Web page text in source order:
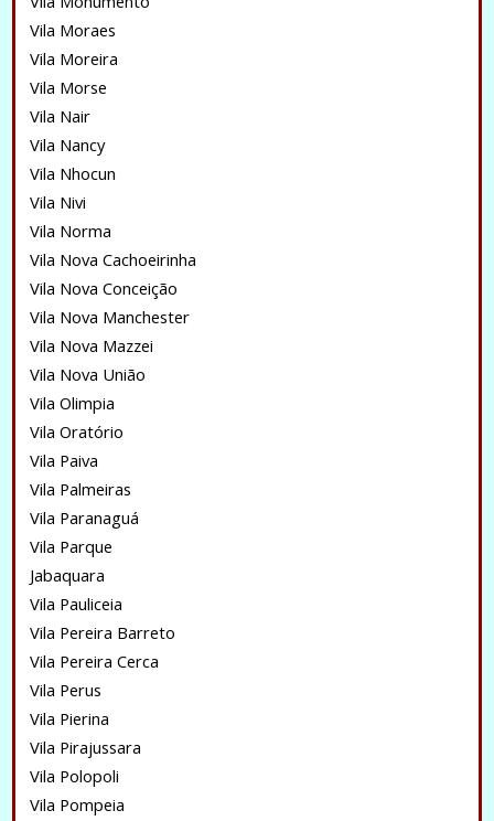
Vila Moraes
Vila Moreira
Vila Morse
Vila Nair
Vila Nancy
Vila Nhocun
Vila Nivi
Vila Norma
Vila Nova Cachoeirinha
Vila Nova Conceição
Vila Nova Manchester
Vila Nova Mazzei
Vila Nova União
Vila Olimpia
Vila Oratório
Vila Paiva
Vila Palmeiras
Vila Paranaguá
Vila Parque
Jabaquara
Vila Pauliceia
Vila Pereira Barreto
Vila Pereira Cerca
Vila Perus
Vila Pierina
Vila Pirajussara
Vila Polopoli
Vila Pompeia